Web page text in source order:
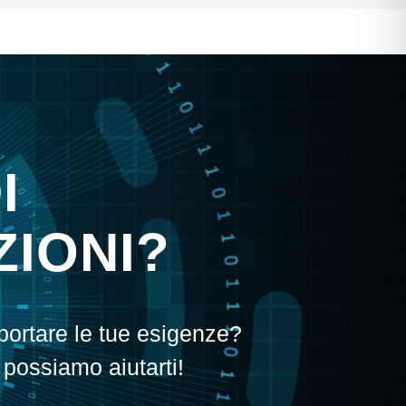
le tue esigenze?
aiutarti!